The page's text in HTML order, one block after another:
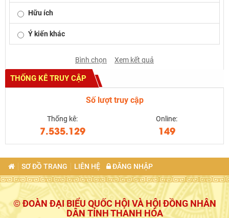
Hữu ích
Ý kiến khác
Bình chọn Xem kết quả
THỐNG KÊ TRUY CẬP
Số lượt truy cập
Thống kê:
7.535.129
Online:
149
SƠ ĐỒ TRANG LIÊN HỆ ĐĂNG NHẬP
© ĐOÀN ĐẠI BIỂU QUỐC HỘI VÀ HỘI ĐỒNG NHÂN
DÂN TỈNH THANH HÓA